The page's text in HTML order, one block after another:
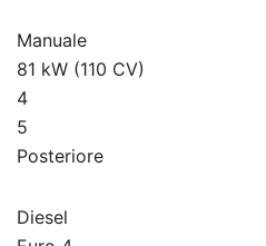
Manuale
81 kW (110 CV)
4
5
Posteriore
Diesel